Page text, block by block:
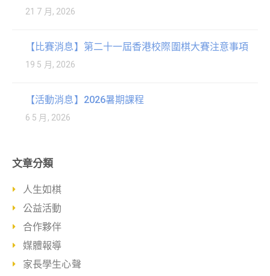
21 7 月, 2026
【比賽消息】第二十一屆香港校際圍棋大賽注意事項
19 5 月, 2026
【活動消息】2026暑期課程
6 5 月, 2026
文章分類
人生如棋
公益活動
合作夥伴
媒體報導
家長學生心聲